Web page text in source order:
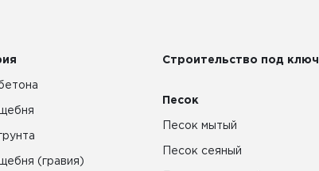
(гравия)
Строительство под ключ
Песок
Песок мытый
Песок сеяный